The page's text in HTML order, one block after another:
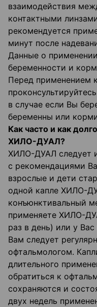
взаимодействия
контактными
рекомендуется
минут после
Данные о
беременности и
Перед применением
в случае если Вы
беременны или
Как часто и как
ХИЛО-ДУАЛ?
ХИЛО-ДУАЛ следует
с рекомендациями
взрослые и дети
одной капле ХИЛО-
конъюнктивальный
применяете ХИЛО-
раз в день) или у
Вам следует
офтальмологом.
длительного
обратиться к
сохраняются и
двух недель